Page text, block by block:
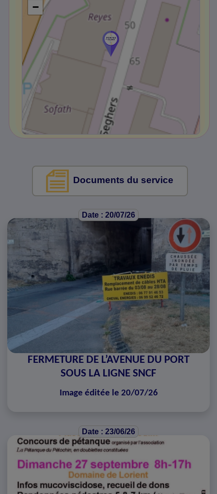
−
Documents du service
Date : 20/07/26
FERMETURE DE L’AVENUE DU PORT
SOUS LA LIGNE SNCF
Image éditée le 20/07/26
Date : 23/06/26